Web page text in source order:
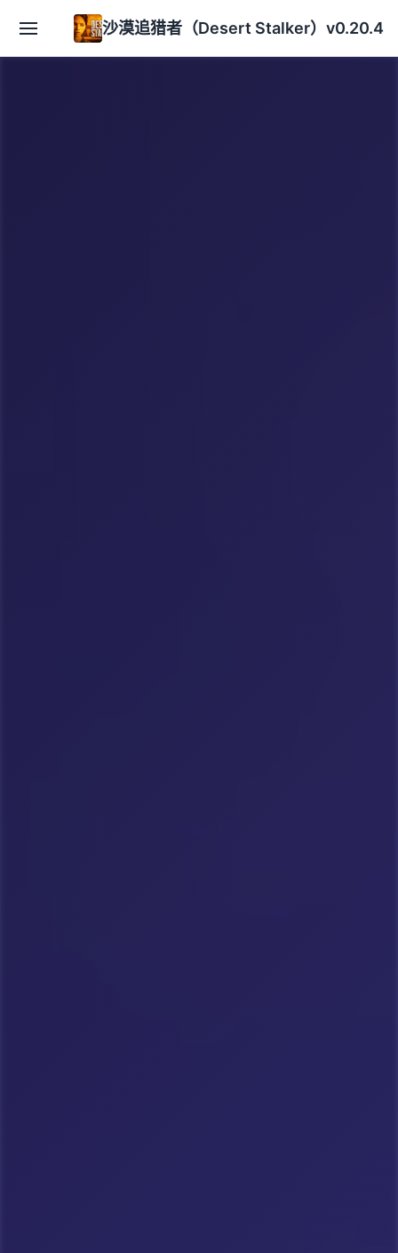
沙漠追猎者（Desert Stalker）v0.20.4